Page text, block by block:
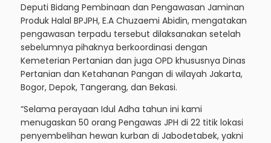
Deputi Bidang Pembinaan dan Pengawasan Jaminan
Produk Halal BPJPH, E.A Chuzaemi Abidin, mengatakan
pengawasan terpadu tersebut dilaksanakan setelah
sebelumnya pihaknya berkoordinasi dengan
Kemeterian Pertanian dan juga OPD khususnya Dinas
Pertanian dan Ketahanan Pangan di wilayah Jakarta,
Bogor, Depok, Tangerang, dan Bekasi.
“Selama perayaan Idul Adha tahun ini kami
menugaskan 50 orang Pengawas JPH di 22 titik lokasi
penyembelihan hewan kurban di Jabodetabek, yakni